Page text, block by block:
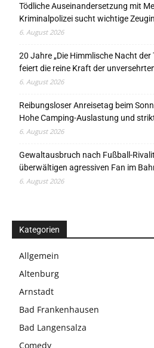
Tödliche Auseinandersetzung mit
Kriminalpolizei sucht wichtige
6. August 2026
20 Jahre „Die Himmlische Nacht
feiert die reine Kraft der
6. August 2026
Reibungsloser Anreisetag beim
Hohe Camping-Auslastung und
6. August 2026
Gewaltausbruch nach Fußball-
überwältigen agressiven Fan im
6. August 2026
Kategorien
Allgemein
Altenburg
Arnstadt
Bad Frankenhausen
Bad Langensalza
Comedy